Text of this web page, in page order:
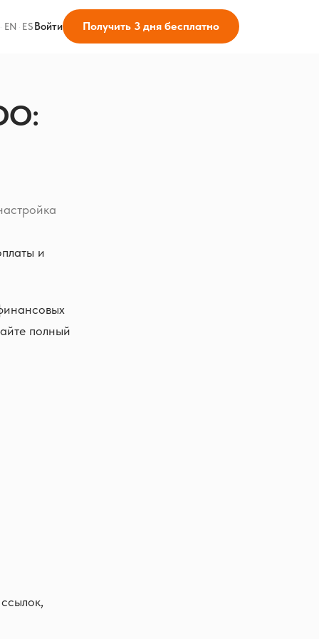
· EN · ESВойти Получить 3 дня бесплатно
и
полный